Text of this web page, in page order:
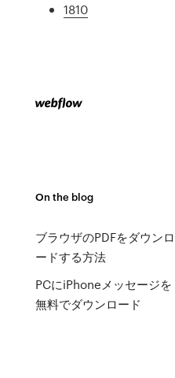
1810
On the blog
ブラウザのPDFをダウンロ
ードする方法
PCにiPhoneメッセージを
無料でダウンロード